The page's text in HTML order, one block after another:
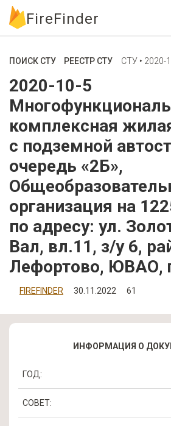
FireFinder
ПОИСК СТУ РЕЕСТР СТУ
2020-10-5
комплексная
с подземной
очередь «2Б»,
организация на
по адресу: ул.
Вал, вл.11, з/у 6,
Лефортово, ЮВАО,
FIREFINDER 30.11.2022 61
ИНФОРМАЦИЯ О
ГОД:
СОВЕТ: